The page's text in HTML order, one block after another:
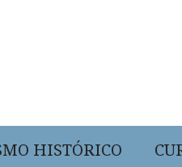
HISTÓRICO